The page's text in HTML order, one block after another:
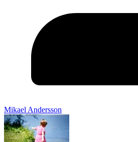
Mikael Andersson